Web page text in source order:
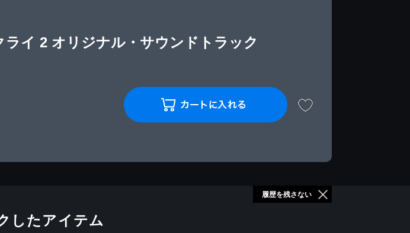
ライ 2 オリジナル・サウンドトラック
したアイテム
履歴を残さない